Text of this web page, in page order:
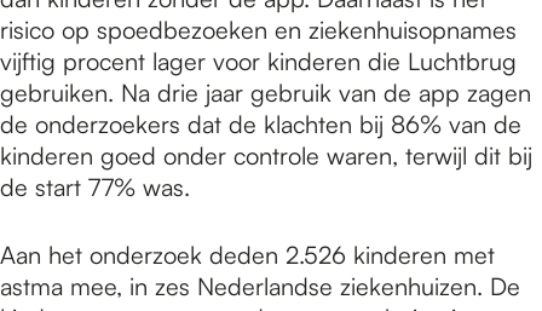
risico op spoedbezoeken en ziekenhuisopnames
vijftig procent lager voor kinderen die Luchtbrug
gebruiken. Na drie jaar gebruik van de app zagen
de onderzoekers dat de klachten bij 86% van de
kinderen goed onder controle waren, terwijl dit bij
de start 77% was.
Aan het onderzoek deden 2.526 kinderen met
astma mee, in zes Nederlandse ziekenhuizen. De